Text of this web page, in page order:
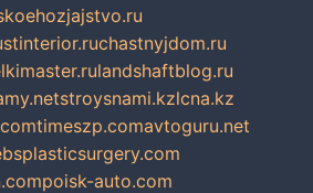
chastnyjdom.ru
landshaftblog.ru
stroysnami.kzlcna.kz
timeszp.comavtoguru.net
poisk-auto.com